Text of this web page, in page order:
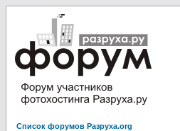
Список форумов Разруха.org